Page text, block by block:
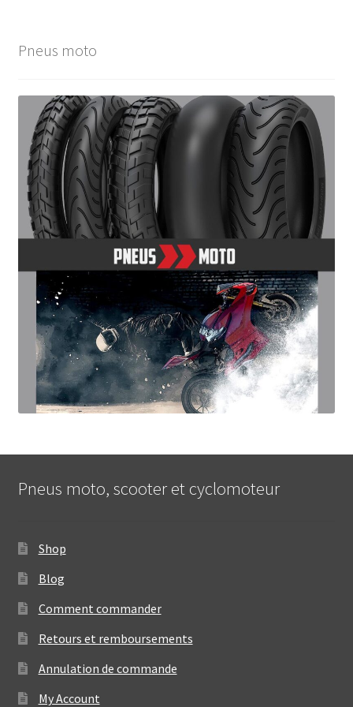
Pneus moto
Pneus moto, scooter et cyclomoteur
Shop
Blog
Comment commander
Retours et remboursements
Annulation de commande
My Account